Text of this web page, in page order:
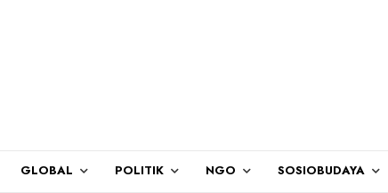
GLOBAL POLITIK NGO SOSIOBUDAYA